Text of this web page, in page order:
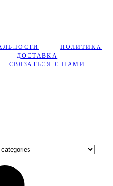
ПОЛИТИКА
ДОСТАВКА
СВЯЗАТЬСЯ С НАМИ